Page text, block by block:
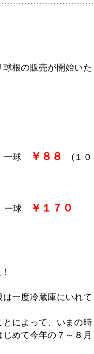
根の販売が開始いた
￥８８
(１０
一球 ￥１７０
一度冷蔵庫にいれて
によって、いまの時
めて今年の７～８月